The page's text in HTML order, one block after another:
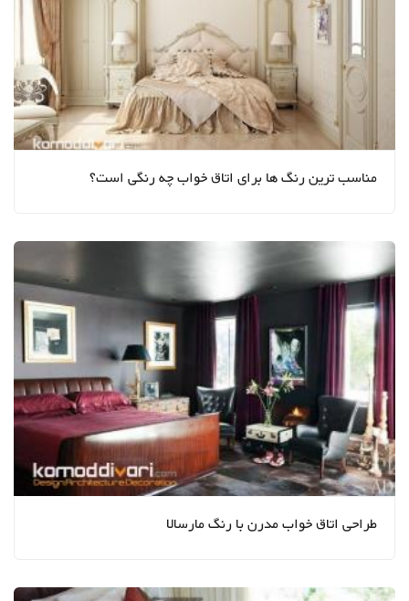
مناسب ترین رنگ ها برای اتاق خواب چه رنگی است؟
طراحی اتاق خواب مدرن با رنگ مارسالا